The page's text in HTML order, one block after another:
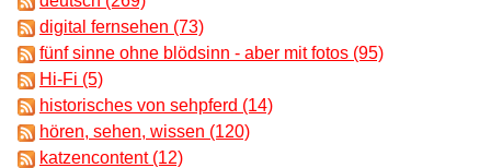
digital fernsehen (73)
fünf sinne ohne blödsinn - aber mit fotos (95)
Hi-Fi (5)
historisches von sehpferd (14)
hören, sehen, wissen (120)
katzencontent (12)